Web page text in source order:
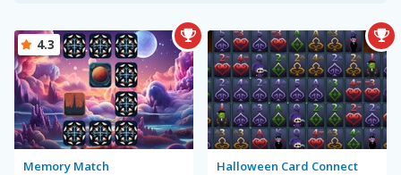
Memory Match
4.3
Halloween Card Connect